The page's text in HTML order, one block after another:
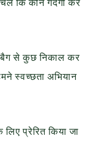
बैग से कुछ निकाल कर
स्वच्छता अभियान
प्रेरित किया जा